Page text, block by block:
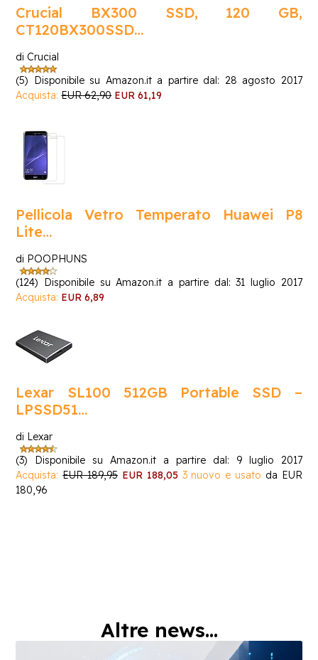
Crucial BX300 SSD, 120 GB,
CT120BX300SSD…
di Crucial
(5)
Disponibile su Amazon.it a partire dal: 28 agosto 2017
Acquista:EUR 62,90 EUR 61,19
Pellicola Vetro Temperato Huawei P8
Lite…
di POOPHUNS
(124) Disponibile su Amazon.it a partire dal: 31 luglio 2017
Acquista: EUR 6,89
Lexar SL100 512GB Portable SSD –
LPSSD51…
di Lexar
(3) Disponibile su Amazon.it a partire dal: 9 luglio 2017
Acquista:EUR 189,95 EUR 188,05 3 nuovo e usato da EUR
180,96
Altre news...